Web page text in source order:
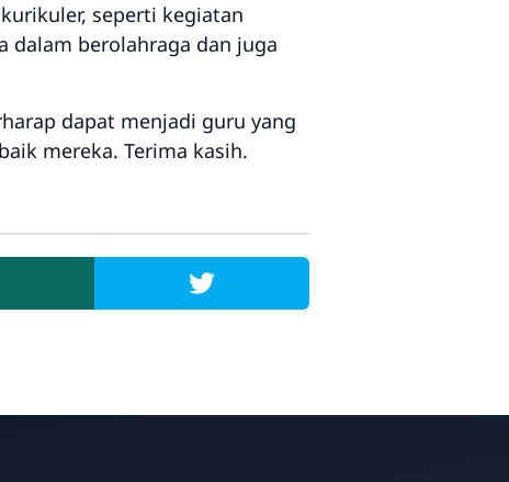
seperti kegiatan
dalam berolahraga dan juga
dapat menjadi guru yang
mereka. Terima kasih.